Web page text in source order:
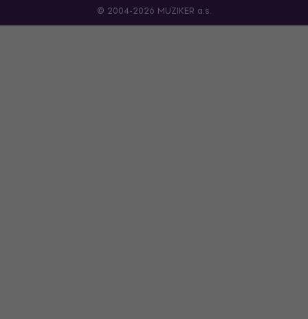
© 2004-2026 MUZIKER a.s.